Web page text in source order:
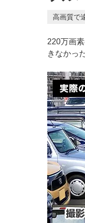
高画質で
220万画
きなかっ